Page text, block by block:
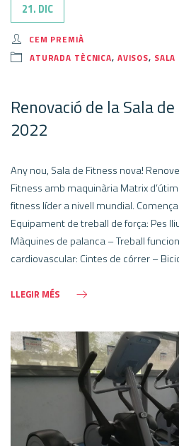
21. DIC
CEM PREMIÀ
ATURADA TÈCNICA, AVISOS,
Renovació de la Sala
2022
Any nou, Sala de Fitness nova!
Fitness amb maquinària Matrix
fitness líder a nivell mundial.
Equipament de treball de força: Pes
Màquines de palanca – Treball
cardiovascular: Cintes de córrer –
LLEGIR MÉS